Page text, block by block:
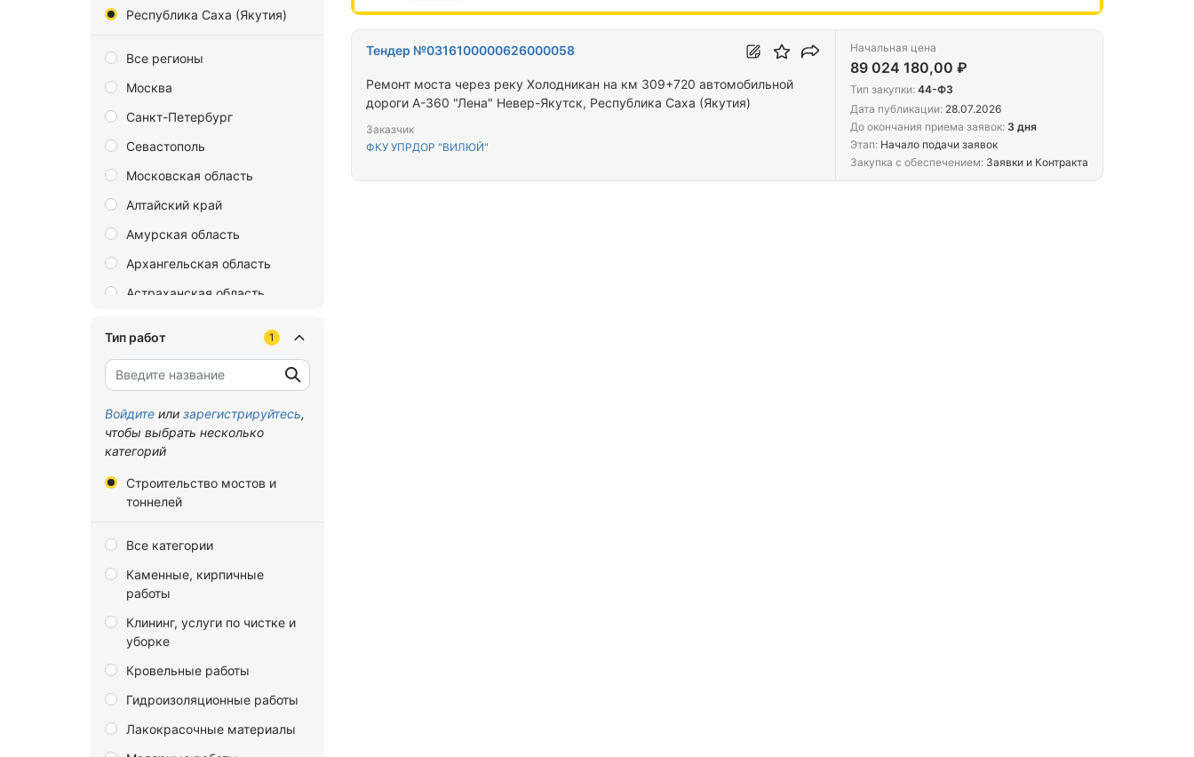
Республика Саха (Якутия)
Все регионы
Москва
Санкт-Петербург
Севастополь
Московская область
Алтайский край
Амурская область
Архангельская область
Астраханская область
Брянская область
Владимирская область
Волгоградская область
Воронежская область
Республика
Еврейская автономная
область
Забайкальский край
Запорожская область
Ивановская область
Иркутская область
Калининградская область
Тип работ 1
Войдите или зарегистрируйтесь,
чтобы выбрать несколько
категорий
Строительство мостов и
тоннелей
Все категории
Каменные, кирпичные
работы
Клининг, услуги по чистке и
уборке
Кровельные работы
Гидроизоляционные работы
Лакокрасочные материалы
Тендер №0316100000626000058
Ремонт моста через реку Холодникан на км 309+720 автомобильной
дороги А-360 "Лена" Невер-Якутск, Республика Саха (Якутия)
Заказчик
ФКУ УПРДОР "ВИЛЮЙ"
Начальная цена
89 024 180,00 ₽
Тип закупки: 44-ФЗ
Дата публикации: 28.07.2026
До окончания приема заявок: 3 дня
Этап: Начало подачи заявок
Закупка с обеспечением: Заявки и Контракта